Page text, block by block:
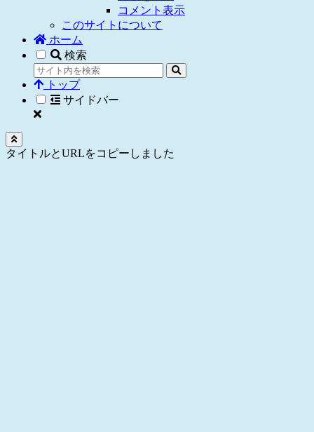
コメント表示
このサイトについて
ホーム
検索
トップ
サイドバー
タイトルとURLをコピーしました